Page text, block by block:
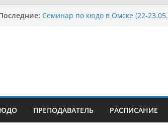
Семинар по кюдо в Омске (22-
ПРЕПОДАВАТЕЛЬ РАСПИСАНИЕ